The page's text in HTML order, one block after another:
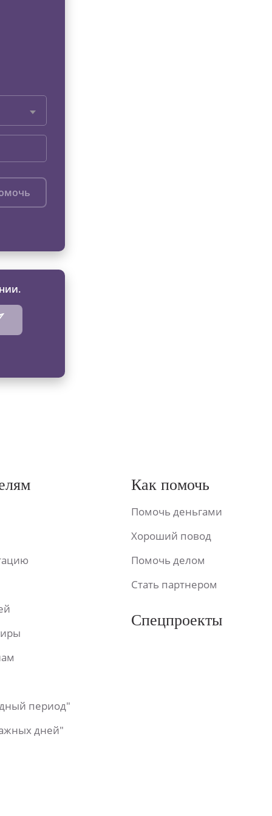
период"
дней"
Как помочь
Помочь деньгами
Хороший повод
Помочь делом
Стать партнером
Спецпроекты